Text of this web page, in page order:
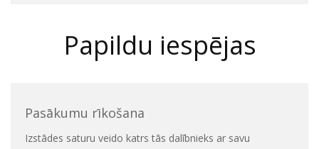
Papildu iespējas
Pasākumu rīkošana
Izstādes saturu veido katrs tās dalībnieks ar savu